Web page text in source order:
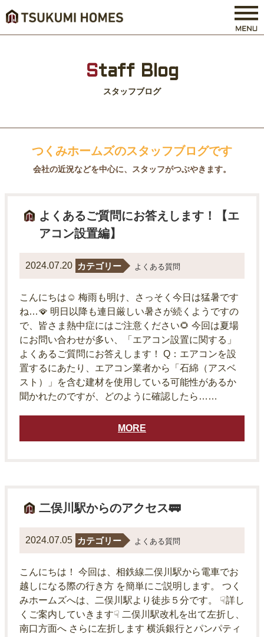
Staff Blog
スタッフブログ
つくみホームズのスタッフブログです
会社の近況などを中心に、スタッフがつぶやきます。
よくあるご質問にお答えします！【エ
アコン設置編】
2024.07.20 カテゴリー よくある質問
こんにちは☺ 梅雨も明け、さっそく今日は猛暑です
ね…🪭 明日以降も連日厳しい暑さが続くようですの
で、皆さま熱中症にはご注意ください🌻 今回は夏場
にお問い合わせが多い、「エアコン設置に関する」
よくあるご質問にお答えします！ Q：エアコンを設
置するにあたり、エアコン業者から「石綿（アスベ
スト）」を含む建材を使用している可能性があるか
聞かれたのですが、どのように確認したら……
MORE
二俣川駅からのアクセス🚃
2024.07.05 カテゴリー よくある質問
こんにちは！ 今回は、相鉄線二俣川駅から電車でお
越しになる際の行き方 を簡単にご説明します。 つく
みホームズへは、二俣川駅より徒歩５分です。 ☟詳し
くご案内していきます☟ 二俣川駅改札を出て左折し、
南口方面へ さらに左折します 横浜銀行とパンパティ